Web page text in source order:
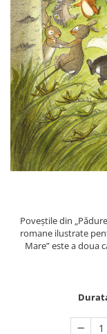
Povești
Reviste
Știință si natură
Vârstă
0-2 ani
10+ ani
14+ ani
2-5 ani
5-7 ani
toate vârstele
Editura Univers
Editura Bookzone
Poveștile din
romane ilustrate
Mare” este a doua